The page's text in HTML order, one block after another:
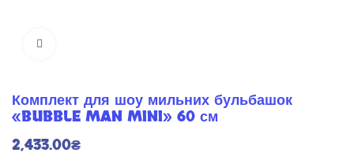
Комплект для шоу мильних бульбашок
«BUBBLE MAN MINI» 60 см
2,433.00₴